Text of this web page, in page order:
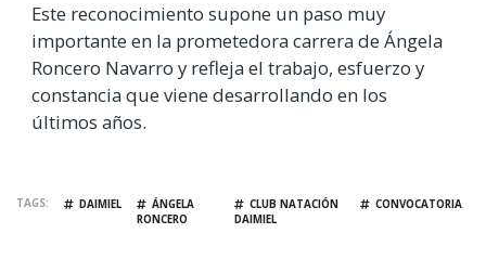
Este reconocimiento supone un paso muy
importante en la prometedora carrera de Ángela
Roncero Navarro y refleja el trabajo, esfuerzo y
constancia que viene desarrollando en los
últimos años.
TAGS DAIMIEL
ÁNGELA
RONCERO
CLUB NATACIÓN
DAIMIEL
CONVOCATORIA